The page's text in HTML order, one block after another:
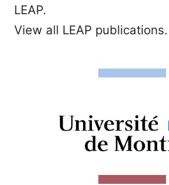
LEAP.
View all LEAP publications.